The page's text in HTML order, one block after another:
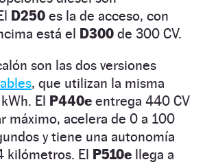
D250 es la de acceso, con
está el D300 de 300 CV.
son las dos versiones
, que utilizan la misma
El P440e entrega 440 CV
máximo, acelera de 0 a 100
y tiene una autonomía
kilómetros. El P510e llega a